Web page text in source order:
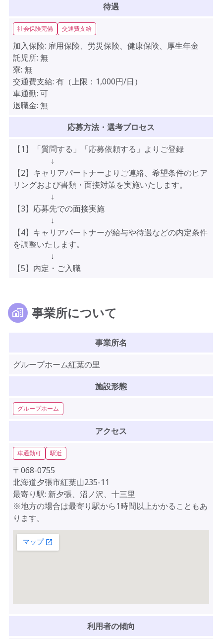
待遇
社会保険完備 交通費支給
加入保険: 雇用保険、労災保険、健康保険、厚生年金
託児所: 無
寮: 無
交通費支給: 有（上限：1,000円/日）
車通勤: 可
退職金: 無
応募方法・選考プロセス
【1】「質問する」「応募依頼する」よりご登録
↓
【2】キャリアパートナーよりご連絡、希望条件のヒア
リングおよび書類・面接対策を実施いたします。
↓
【3】応募先での面接実施
↓
【4】キャリアパートナーが給与や待遇などの内定条件
を調整いたします。
↓
【5】内定・ご入職
事業所について
事業所名
グループホーム紅葉の里
施設形態
グループホーム
アクセス
車通勤可 駅近
〒068-0755
北海道夕張市紅葉山235-11
最寄り駅: 新夕張、沼ノ沢、十三里
※地方の場合は最寄り駅から1時間以上かかることもあ
ります。
利用者の傾向